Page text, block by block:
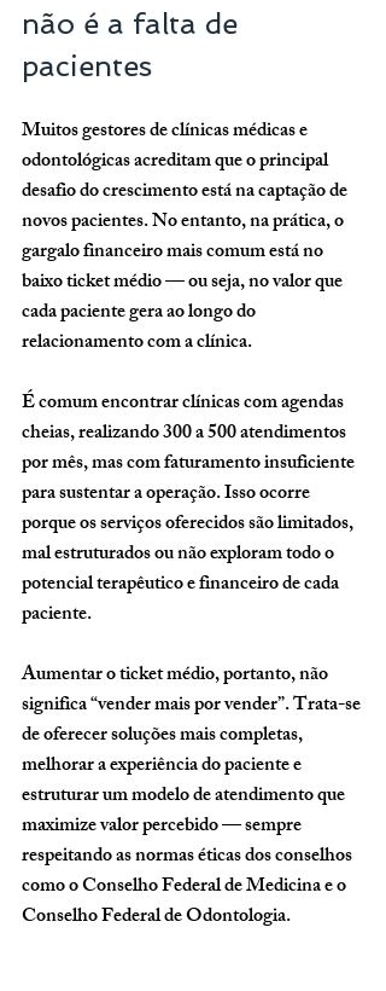
não é a falta de
pacientes
Muitos gestores de clínicas médicas e
odontológicas acreditam que o principal
desafio do crescimento está na captação de
novos pacientes. No entanto, na prática, o
gargalo financeiro mais comum está no
baixo ticket médio — ou seja, no valor que
cada paciente gera ao longo do
relacionamento com a clínica.
É comum encontrar clínicas com agendas
cheias, realizando 300 a 500 atendimentos
por mês, mas com faturamento insuficiente
para sustentar a operação. Isso ocorre
porque os serviços oferecidos são limitados,
mal estruturados ou não exploram todo o
potencial terapêutico e financeiro de cada
paciente.
Aumentar o ticket médio, portanto, não
significa “vender mais por vender”. Trata-se
de oferecer soluções mais completas,
melhorar a experiência do paciente e
estruturar um modelo de atendimento que
maximize valor percebido — sempre
respeitando as normas éticas dos conselhos
como o Conselho Federal de Medicina e o
Conselho Federal de Odontologia.